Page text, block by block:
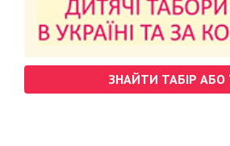
ЗНАЙТИ ТАБІР АБО